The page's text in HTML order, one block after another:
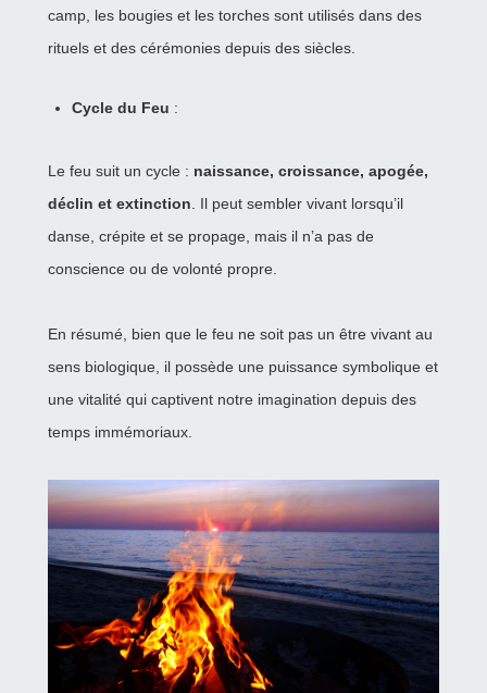
camp, les bougies et les torches sont utilisés dans des
rituels et des cérémonies depuis des siècles.
Cycle du Feu :
Le feu suit un cycle : naissance, croissance, apogée,
déclin et extinction . Il peut sembler vivant lorsqu’il
danse, crépite et se propage, mais il n’a pas de
conscience ou de volonté propre.
En résumé, bien que le feu ne soit pas un être vivant au
sens biologique, il possède une puissance symbolique et
une vitalité qui captivent notre imagination depuis des
temps immémoriaux.